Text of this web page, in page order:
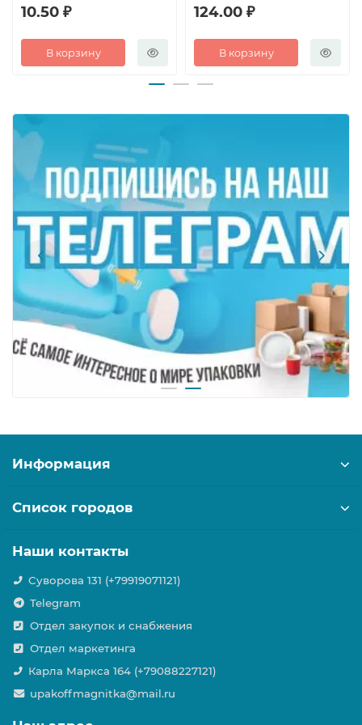
10.50 ₽
В корзину
124.00 ₽
В корзину
Информация
Список городов
Наши контакты
Суворова 131 (+79919071121)
Telegram
Отдел закупок и снабжения
Отдел маркетинга
Карла Маркса 164 (+79088227121)
upakoffmagnitka@mail.ru